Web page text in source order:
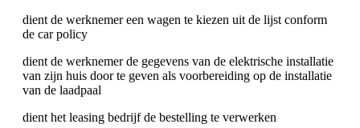
dient de werknemer een wagen te kiezen uit de lijst conform
de car policy
dient de werknemer de gegevens van de elektrische installatie
van zijn huis door te geven als voorbereiding op de installatie
van de laadpaal
dient het leasing bedrijf de bestelling te verwerken